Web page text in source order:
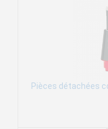
Pièces détachées